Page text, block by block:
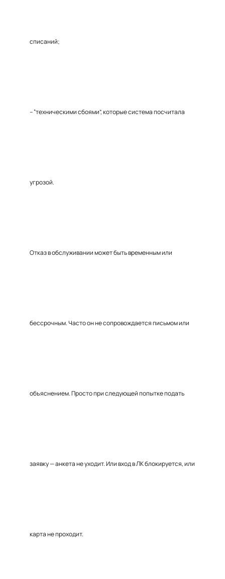
списаний;
– “техническими сбоями”, которые система посчитала
угрозой.
Отказ в обслуживании может быть временным или
бессрочным. Часто он не сопровождается письмом или
объяснением. Просто при следующей попытке подать
заявку — анкета не уходит. Или вход в ЛК блокируется, или
карта не проходит.